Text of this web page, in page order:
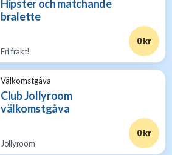
Hipster och matchande
bralette
Fri frakt!
0 kr
Välkomstgåva
Club Jollyroom
välkomstgåva
Jollyroom
0 kr